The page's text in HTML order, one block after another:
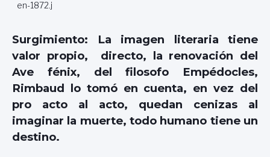
en-1872.j
Surgimiento: La imagen literaria tiene
valor propio, directo, la renovación del
Ave fénix, del filosofo Empédocles,
Rimbaud lo tomó en cuenta, en vez del
pro acto al acto, quedan cenizas al
imaginar la muerte, todo humano tiene un
destino.